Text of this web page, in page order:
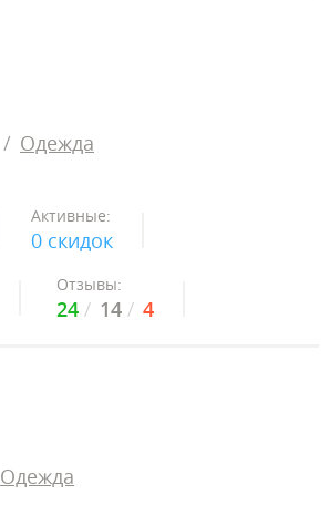
Одежда
Активные:
0 скидок
Отзывы:
24 14 4
Одежда